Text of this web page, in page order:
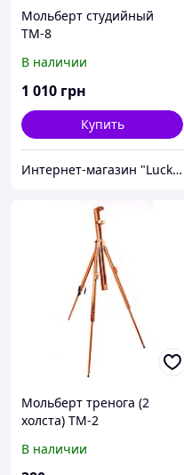
Мольберт студийный
ТМ-8
В наличии
1 010 грн
Купить
Интернет-магазин "Lucky-MD"
Мольберт тренога (2
холста) ТМ-2
В наличии